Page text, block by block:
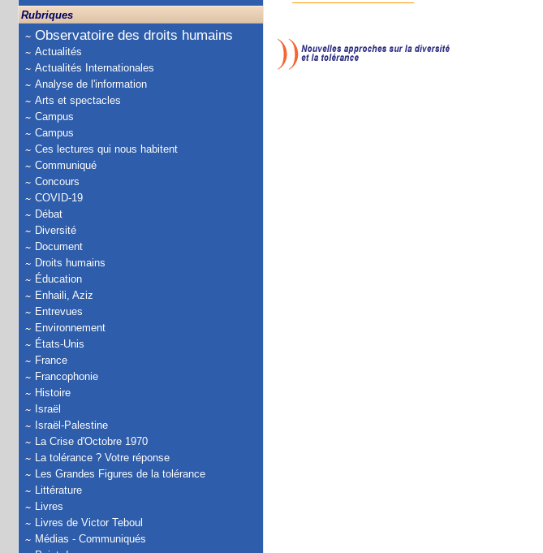
Rubriques
Observatoire des droits humains
Actualités
Actualités Internationales
Analyse de l'information
Arts et spectacles
Campus
Campus
Ces lectures qui nous habitent
Communiqué
Concours
COVID-19
Débat
Diversité
Document
Droits humains
Éducation
Enhaili, Aziz
Entrevues
Environnement
États-Unis
France
Francophonie
Histoire
Israël
Israël-Palestine
La Crise d'Octobre 1970
La tolérance ? Votre réponse
Les Grandes Figures de la tolérance
Littérature
Livres
Livres de Victor Teboul
Médias - Communiqués